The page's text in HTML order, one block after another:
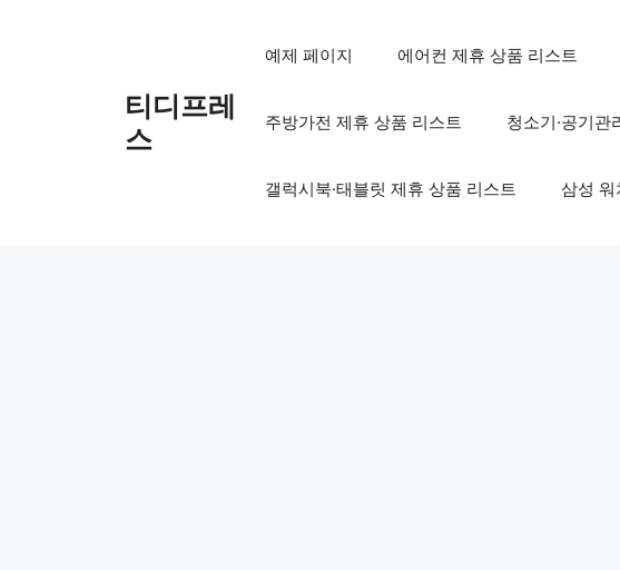
티디프레
스
예제 페이지 에어컨 제휴 상품 리스트
주방가전 제휴 상품 리스트 청소기·공기관
갤럭시북·태블릿 제휴 상품 리스트 삼성 워